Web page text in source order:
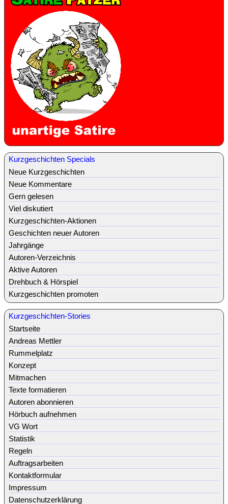
Kurzgeschichten Specials
Neue Kurzgeschichten
Neue Kommentare
Gern gelesen
Viel diskutiert
Kurzgeschichten-Aktionen
Geschichten neuer Autoren
Jahrgänge
Autoren-Verzeichnis
Aktive Autoren
Drehbuch & Hörspiel
Kurzgeschichten promoten
Kurzgeschichten-Stories
Startseite
Andreas Mettler
Rummelplatz
Konzept
Mitmachen
Texte formatieren
Autoren abonnieren
Hörbuch aufnehmen
VG Wort
Statistik
Regeln
Auftragsarbeiten
Kontaktformular
Impressum
Datenschutzerklärung